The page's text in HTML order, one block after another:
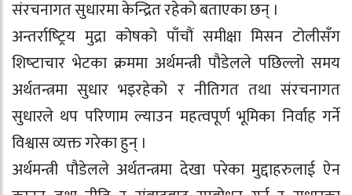
संरचनागत सुधारमा केन्द्रित रहेको बताएका छन् ।
अन्तर्राष्‍ट्रिय मुद्रा कोषको पाँचौं समीक्षा मिसन टोलीसँग
शिष्‍टाचार भेटका क्रममा अर्थमन्त्री पौडेलले पछिल्लो समय
अर्थतन्त्रमा सुधार भइरहेको र नीतिगत तथा संरचनागत
सुधारले थप परिणाम ल्याउन महत्वपूर्ण भूमिका निर्वाह गर्ने
विश्वास व्यक्त गरेका हुन् ।
अर्थमन्त्री पौडेलले अर्थतन्त्रमा देखा परेका मुद्दाहरुलाई ऐन